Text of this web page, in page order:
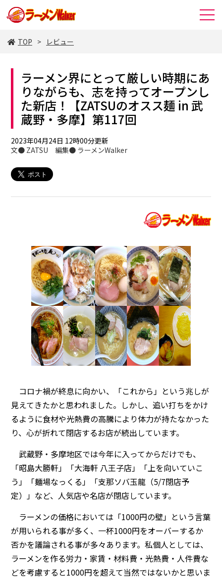
TOP レビュー
ラーメン界にとって厳しい時期にあ
りながらも、志を持ってオープンし
た新店！【ZATSUのオスス麺 in 武
蔵野・多摩】第117回
2023年04月24日 12時00分更新
文● ZATSU 編集● ラーメンWalker
コロナ禍が終息に向かい、「これから」という兆しが
見えてきたかと思われました。しかし、追い打ちをかけ
るように食材や光熱費の高騰により体力が持たなかった
り、心が折れて閉店するお店が続出しています。
武蔵野・多摩地区では今年に入ってからだけでも、
「昭島大勝軒」「大海軒 八王子店」「上を向いていこ
う」「麺場なっくる」「支那ソバ玉龍（5/7閉店予
定）」など、人気店や名店が閉店しています。
ラーメンの価格においては「1000円の壁」という言葉
が用いられる事が多く、一杯1000円をオーバーするか
否かを議論される事が多々あります。私個人としては、
ラーメンを作る労力・家賃・材料費・光熱費・人件費な
どを考慮すると1000円を超えて当然ではないかと思いま